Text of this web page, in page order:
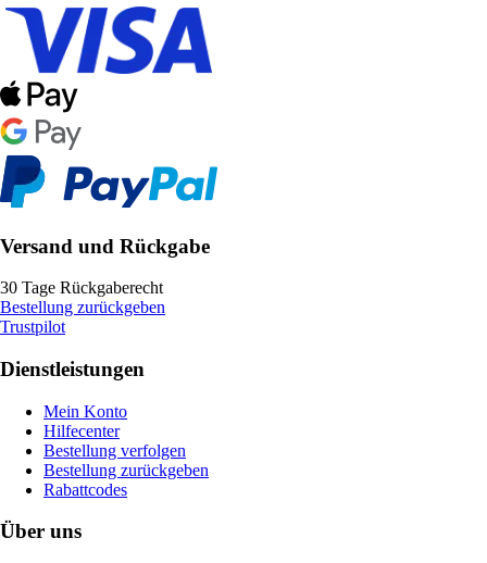
Versand und Rückgabe
30 Tage Rückgaberecht
Bestellung zurückgeben
Trustpilot
Dienstleistungen
Mein Konto
Hilfecenter
Bestellung verfolgen
Bestellung zurückgeben
Rabattcodes
Über uns